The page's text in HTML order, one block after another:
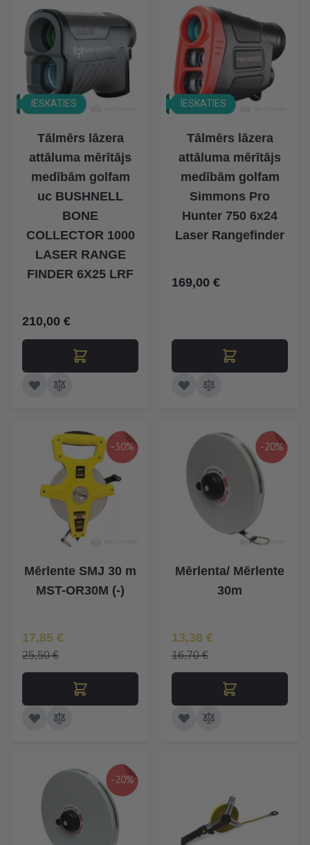
IESKATIES
Tālmērs lāzera
attāluma mērītājs
medībām golfam
uc BUSHNELL
BONE
COLLECTOR 1000
LASER RANGE
FINDER 6X25 LRF
210,00 €
IESKATIES
Tālmērs lāzera
attāluma mērītājs
medībām golfam
Simmons Pro
Hunter 750 6x24
Laser Rangefinder
169,00 €
-30%
Mērlente SMJ 30 m
MST-OR30M (-)
Īpaša Cena
17,85 €
25,50 €
-20%
Mērlenta/ Mērlente
30m
Īpaša Cena
13,36 €
16,70 €
-20%